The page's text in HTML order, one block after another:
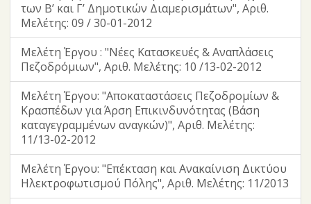
των Β’ και Γ’ Δημοτικών Διαμερισμάτων", Αριθ.
Μελέτης: 09 / 30-01-2012
Μελέτη Έργου : "Νέες Κατασκευές & Αναπλάσεις
Πεζοδρόμιων", Αριθ. Μελέτης: 10 /13-02-2012
Μελέτη Έργου: "Αποκαταστάσεις Πεζοδρομίων &
Κρασπέδων για Άρση Επικινδυνότητας (Βάση
καταγεγραμμένων αναγκών)", Αριθ. Μελέτης:
11/13-02-2012
Μελέτη Έργου: "Επέκταση και Ανακαίνιση Δικτύου
Ηλεκτροφωτισμού Πόλης", Αριθ. Μελέτης: 11/2013